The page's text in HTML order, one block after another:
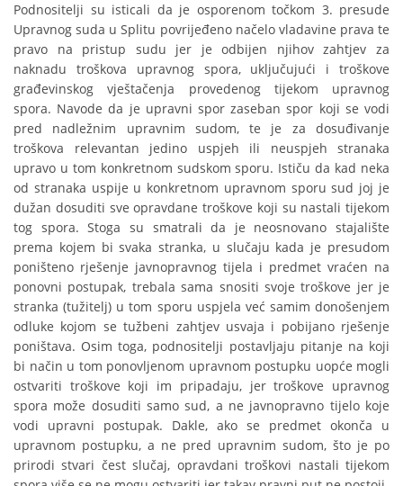
Podnositelji su isticali da je osporenom točkom 3. presude
Upravnog suda u Splitu povrijeđeno načelo vladavine prava te
pravo na pristup sudu jer je odbijen njihov zahtjev za
naknadu troškova upravnog spora, uključujući i troškove
građevinskog vještačenja provedenog tijekom upravnog
spora. Navode da je upravni spor zaseban spor koji se vodi
pred nadležnim upravnim sudom, te je za dosuđivanje
troškova relevantan jedino uspjeh ili neuspjeh stranaka
upravo u tom konkretnom sudskom sporu. Ističu da kad neka
od stranaka uspije u konkretnom upravnom sporu sud joj je
dužan dosuditi sve opravdane troškove koji su nastali tijekom
tog spora. Stoga su smatrali da je neosnovano stajalište
prema kojem bi svaka stranka, u slučaju kada je presudom
poništeno rješenje javnopravnog tijela i predmet vraćen na
ponovni postupak, trebala sama snositi svoje troškove jer je
stranka (tužitelj) u tom sporu uspjela već samim donošenjem
odluke kojom se tužbeni zahtjev usvaja i pobijano rješenje
poništava. Osim toga, podnositelji postavljaju pitanje na koji
bi način u tom ponovljenom upravnom postupku uopće mogli
ostvariti troškove koji im pripadaju, jer troškove upravnog
spora može dosuditi samo sud, a ne javnopravno tijelo koje
vodi upravni postupak. Dakle, ako se predmet okonča u
upravnom postupku, a ne pred upravnim sudom, što je po
prirodi stvari čest slučaj, opravdani troškovi nastali tijekom